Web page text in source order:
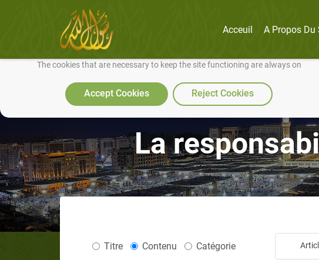
We use cookies to make our site work well for you and so we can continually improve
The cookies that are necessary to keep the site functioning are always on
Accept Cookies Reject Cookies
Acceuil A Propos Du
La
Titre Contenu Catégorie